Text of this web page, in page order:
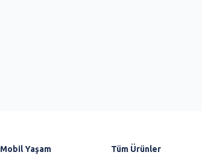
Mobil Yaşam
Tüm Ürünler